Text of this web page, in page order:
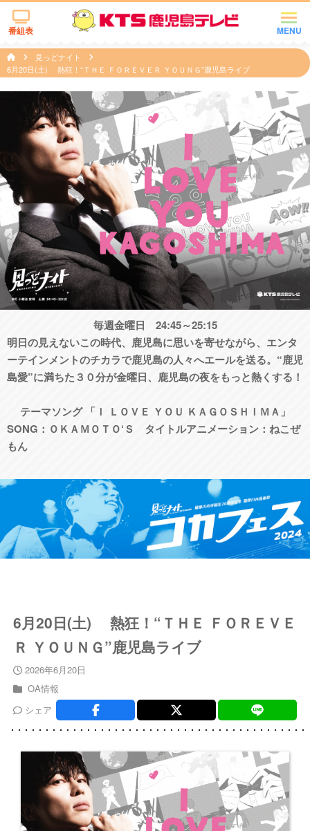
MENU
番組表
見っどナイト
6月20日(土) 熱狂！“ＴＨＥ ＦＯＲＥＶＥＲ ＹＯＵＮＧ”鹿児島ライブ
毎週金曜日 24:45～25:15
明日の見えないこの時代、鹿児島に思いを寄せながら、エンタ
ーテインメントのチカラで鹿児島の人々へエールを送る。“鹿児
島愛”に満ちた３０分が金曜日、鹿児島の夜をもっと熱くする！
テーマソング 「Ｉ ＬＯＶＥ ＹＯＵ ＫＡＧＯＳＨＩＭＡ」
SONG：ＯＫＡＭＯＴＯ‘Ｓ タイトルアニメーション：ねこぜ
もん
6月20日(土) 熱狂！“ＴＨＥ ＦＯＲＥＶＥ
Ｒ ＹＯＵＮＧ”鹿児島ライブ
2026年6月20日
OA情報
シェア